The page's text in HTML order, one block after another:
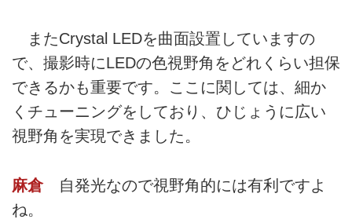
またCrystal LEDを曲面設置していますの
で、撮影時にLEDの色視野角をどれくらい担保
できるかも重要です。ここに関しては、細か
くチューニングをしており、ひじょうに広い
視野角を実現できました。
麻倉自発光なので視野角的には有利ですよ
ね。